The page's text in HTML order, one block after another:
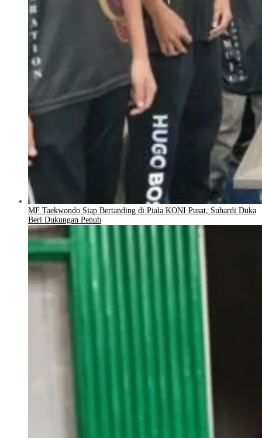
MF Taekwondo Siap Bertanding di Piala KONI Pusat, Suhardi Duka
Beri Dukungan Penuh